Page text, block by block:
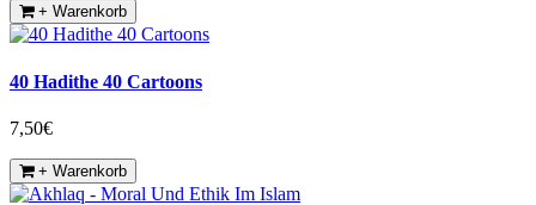
+ Warenkorb
40 Hadithe 40 Cartoons
7,50€
+ Warenkorb